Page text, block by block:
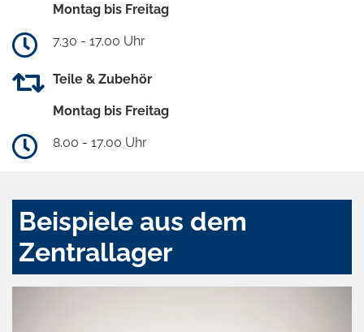
Montag bis Freitag
7.30 - 17.00 Uhr
Teile & Zubehör
Montag bis Freitag
8.00 - 17.00 Uhr
Beispiele aus dem
Zentrallager